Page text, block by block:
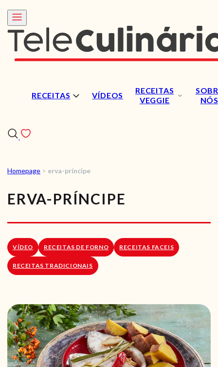
RECEITAS VÍDEOS
RECEITAS
VEGGIE
NÓS
VÍDEOS
RECEITAS VEGGIE
SOBRE NÓS
LOJA ONLINE
Homepage > erva-príncipe
ERVA-PRÍNCIPE
VÍDEO RECEITAS DE FORNO RECEITAS FACEIS
RECEITAS TRADICIONAIS